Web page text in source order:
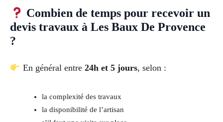
Combien de temps pour recevoir un
devis travaux à Les Baux De Provence
?
En général entre 24h et 5 jours, selon :
la complexité des travaux
la disponibilité de l’artisan